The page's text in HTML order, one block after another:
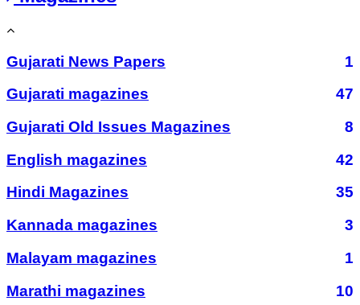
Gujarati News Papers
1
Gujarati magazines
47
Gujarati Old Issues Magazines
8
English magazines
42
Hindi Magazines
35
Kannada magazines
3
Malayam magazines
1
Marathi magazines
10